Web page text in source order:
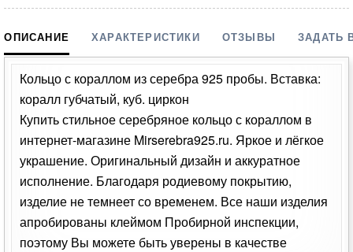
ОПИСАНИЕ ХАРАКТЕРИСТИКИ ОТЗЫВЫ ЗАДАТЬ
Кольцо с кораллом из серебра 925 пробы. Вставка:
коралл губчатый, куб. циркон
Купить стильное серебряное кольцо с кораллом в
интернет-магазине Mirserebra925.ru. Яркое и лёгкое
украшение. Оригинальный дизайн и аккуратное
исполнение. Благодаря родиевому покрытию,
изделие не темнеет со временем. Все наши изделия
апробированы клеймом Пробирной инспекции,
поэтому Вы можете быть уверены в качестве